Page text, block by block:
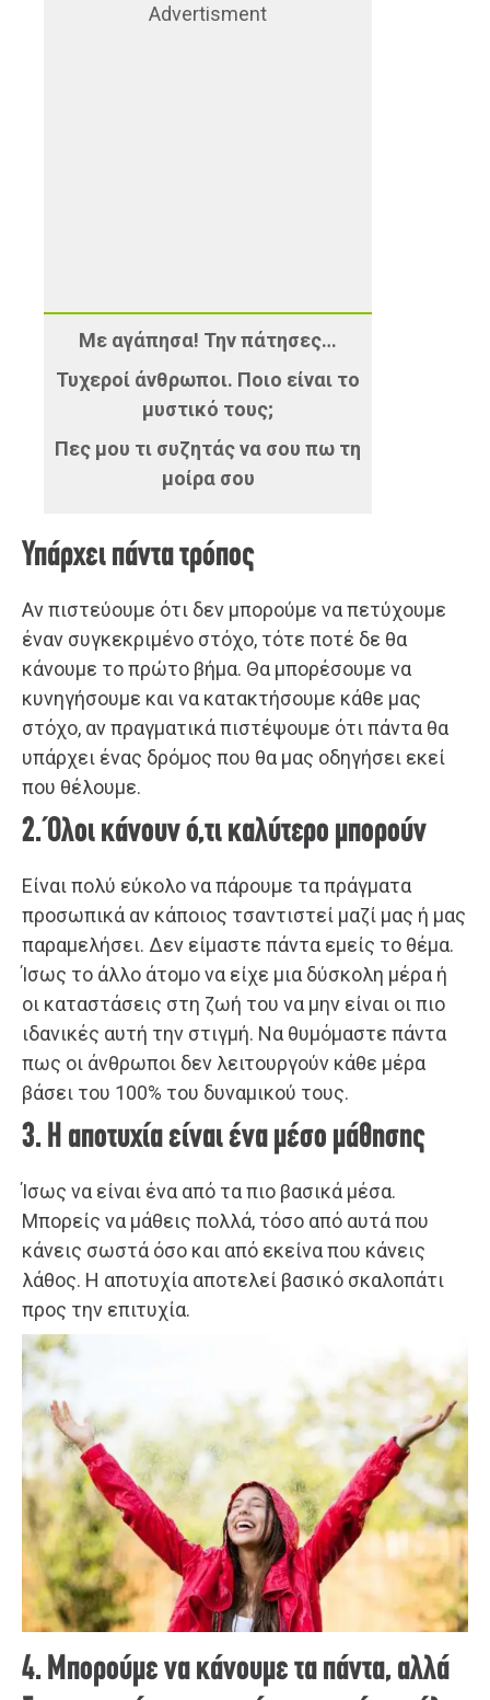
Advertisment
Με αγάπησα! Την πάτησες…
Τυχεροί άνθρωποι. Ποιο είναι το
μυστικό τους;
Πες μου τι συζητάς να σου πω τη
μοίρα σου
Υπάρχει πάντα τρόπος
Αν πιστεύουμε ότι δεν μπορούμε να πετύχουμε
έναν συγκεκριμένο στόχο, τότε ποτέ δε θα
κάνουμε το πρώτο βήμα. Θα μπορέσουμε να
κυνηγήσουμε και να κατακτήσουμε κάθε μας
στόχο, αν πραγματικά πιστέψουμε ότι πάντα θα
υπάρχει ένας δρόμος που θα μας οδηγήσει εκεί
που θέλουμε.
2. Όλοι κάνουν ό,τι καλύτερο μπορούν
Είναι πολύ εύκολο να πάρουμε τα πράγματα
προσωπικά αν κάποιος τσαντιστεί μαζί μας ή μας
παραμελήσει. Δεν είμαστε πάντα εμείς το θέμα.
Ίσως το άλλο άτομο να είχε μια δύσκολη μέρα ή
οι καταστάσεις στη ζωή του να μην είναι οι πιο
ιδανικές αυτή την στιγμή. Να θυμόμαστε πάντα
πως οι άνθρωποι δεν λειτουργούν κάθε μέρα
βάσει του 100% του δυναμικού τους.
3. Η αποτυχία είναι ένα μέσο μάθησης
Ίσως να είναι ένα από τα πιο βασικά μέσα.
Μπορείς να μάθεις πολλά, τόσο από αυτά που
κάνεις σωστά όσο και από εκείνα που κάνεις
λάθος. Η αποτυχία αποτελεί βασικό σκαλοπάτι
προς την επιτυχία.
4. Μπορούμε να κάνουμε τα πάντα, αλλά